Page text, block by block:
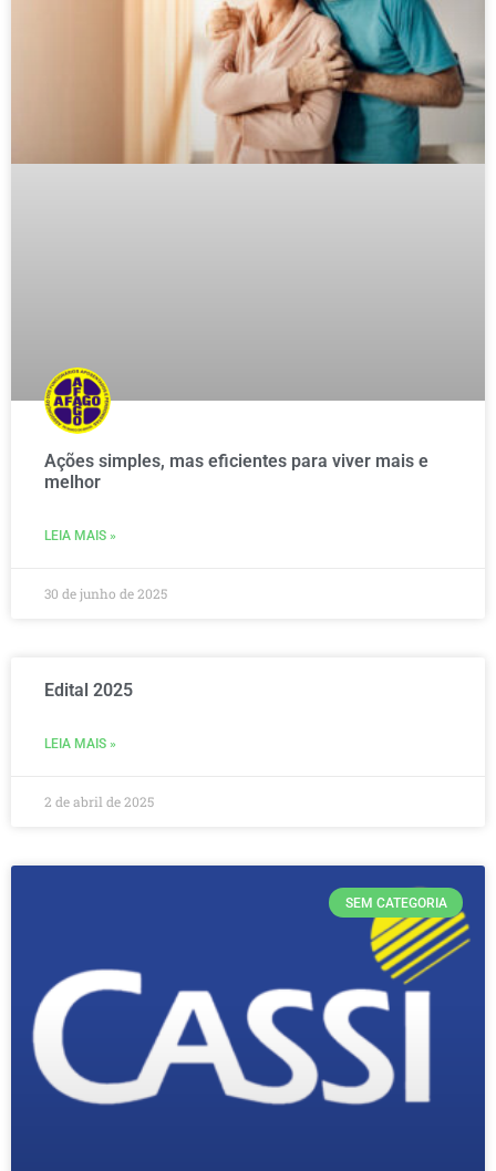
Ações simples, mas eficientes para viver mais e
melhor
LEIA MAIS »
30 de junho de 2025
Edital 2025
LEIA MAIS »
2 de abril de 2025
SEM CATEGORIA